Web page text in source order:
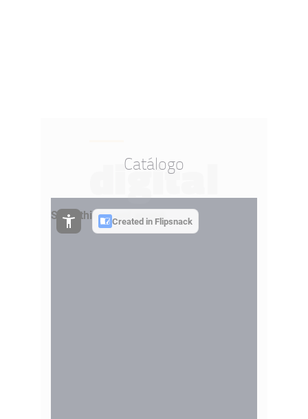
digital
Catálogo